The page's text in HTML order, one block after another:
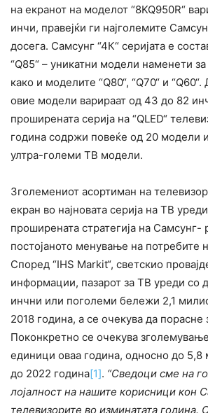
на екранот на моделот “8KQ950R“
инчи, правејќи ги најголемите
досега. Самсунг “4К“ серијата е
“Q85“ – уникатни модели наменети
како и моделите “Q80“, “Q70“ и
овие модели варираат од 43 до 82
проширената серија на “QLED“
година содржи повеќе од 20 модели
ултра-големи ТВ модели.
Зголемениот асортиман на
екран во најновата серија на ТВ
проширената стратегија на Самсунг-
постојаното менување на потребите
Според “IHS Markit“, светскио
информации, пазарот за ТВ уреди со
инчни или поголеми бележи 2,1
2018 година, а се очекува да порасне
Поконкретно се очекува
единици оваа година, односно до
до 2022 година[1]. “Сведоци сме на
лојалност на нашите корисници кон
телевизорите во изминатата година.